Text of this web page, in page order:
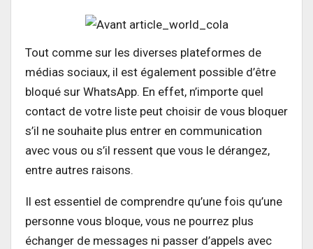
Tout comme sur les diverses plateformes de
médias sociaux, il est également possible d’être
bloqué sur WhatsApp. En effet, n’importe quel
contact de votre liste peut choisir de vous bloquer
s’il ne souhaite plus entrer en communication
avec vous ou s’il ressent que vous le dérangez,
entre autres raisons.
Il est essentiel de comprendre qu’une fois qu’une
personne vous bloque, vous ne pourrez plus
échanger de messages ni passer d’appels avec